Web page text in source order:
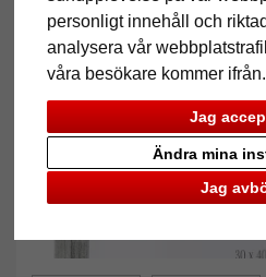
personligt innehåll och
analysera vår
våra besökare kommer ifrån.
Jag
Jag
Ändra mina
Tillbaka